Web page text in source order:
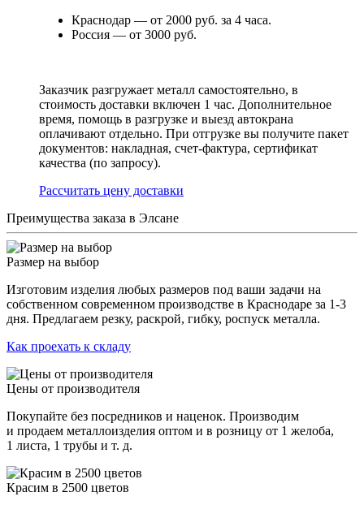
Краснодар — от 2000 руб. за 4 часа.
Россия — от 3000 руб.
Заказчик разгружает металл самостоятельно, в
стоимость доставки включен 1 час. Дополнительное
время, помощь в разгрузке и выезд автокрана
оплачивают отдельно. При отгрузке вы получите пакет
документов: накладная, счет-фактура, сертификат
качества (по запросу).
Раcсчитать цену доставки
Преимущества заказа в Элсане
Размер на выбор
Изготовим изделия любых размеров под ваши задачи на
собственном современном производстве в Краснодаре за 1-3
дня. Предлагаем резку, раскрой, гибку, роспуск металла.
Как проехать к складу
Цены от производителя
Покупайте без посредников и наценок. Производим
и продаем металлоизделия оптом и в розницу от 1 желоба,
1 листа, 1 трубы и т. д.
Красим в 2500 цветов